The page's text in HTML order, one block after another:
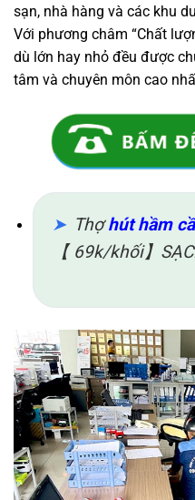
sạn, nhà hàng và các khu
Với phương châm “Chất
dù lớn hay nhỏ đều được
tâm và chuyên môn cao
Thợhút hầm
【 69k/khối】